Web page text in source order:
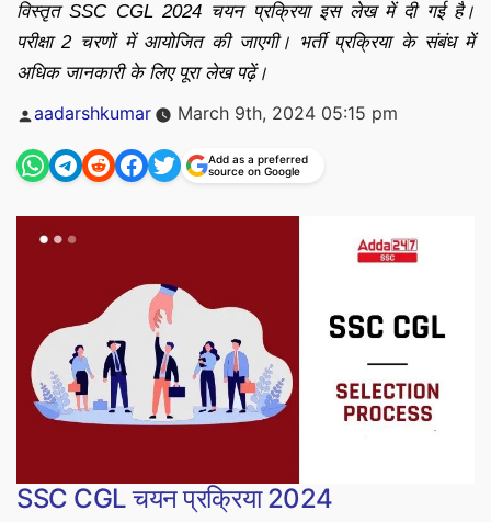
विस्तृत SSC CGL 2024 चयन प्रक्रिया इस लेख में दी गई है।
परीक्षा 2 चरणों में आयोजित की जाएगी। भर्ती प्रक्रिया के संबंध में
अधिक जानकारी के लिए पूरा लेख पढ़ें।
Posted
aadarshkumar March 9th, 2024 05:15 pm
Add as a preferred
source on Google
SSC CGL चयन प्रक्रिया 2024